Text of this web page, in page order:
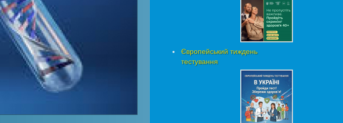
Європейський тиждень
тестування